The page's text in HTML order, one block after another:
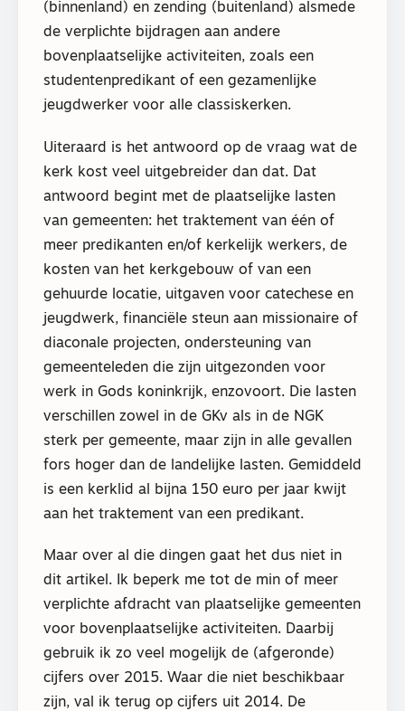
(binnenland) en zending (buitenland) alsmede
de verplichte bijdragen aan andere
bovenplaatselijke activiteiten, zoals een
studentenpredikant of een gezamenlijke
jeugdwerker voor alle classiskerken.
Uiteraard is het antwoord op de vraag wat de
kerk kost veel uitgebreider dan dat. Dat
antwoord begint met de plaatselijke lasten
van gemeenten: het traktement van één of
meer predikanten en/of kerkelijk werkers, de
kosten van het kerkgebouw of van een
gehuurde locatie, uitgaven voor catechese en
jeugdwerk, financiële steun aan missionaire of
diaconale projecten, ondersteuning van
gemeenteleden die zijn uitgezonden voor
werk in Gods koninkrijk, enzovoort. Die lasten
verschillen zowel in de GKv als in de NGK
sterk per gemeente, maar zijn in alle gevallen
fors hoger dan de landelijke lasten. Gemiddeld
is een kerklid al bijna 150 euro per jaar kwijt
aan het traktement van een predikant.
Maar over al die dingen gaat het dus niet in
dit artikel. Ik beperk me tot de min of meer
verplichte afdracht van plaatselijke gemeenten
voor bovenplaatselijke activiteiten. Daarbij
gebruik ik zo veel mogelijk de (afgeronde)
cijfers over 2015. Waar die niet beschikbaar
zijn, val ik terug op cijfers uit 2014. De